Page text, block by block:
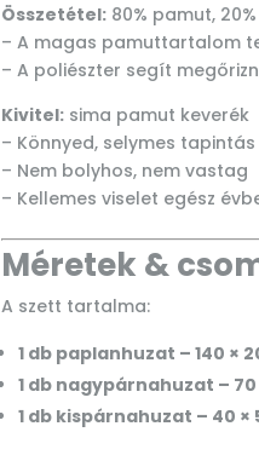
Összetétel: 80% pamut,
– A magas pamuttartalom
– A poliészter segít
Kivitel: sima pamut keverék
– Könnyed, selymes tapintás
– Nem bolyhos, nem vastag
– Kellemes viselet egész
Méretek &
A szett tartalma:
1 db paplanhuzat – 140 ×
1 db nagypárnahuzat – 70
1 db kispárnahuzat – 40 ×